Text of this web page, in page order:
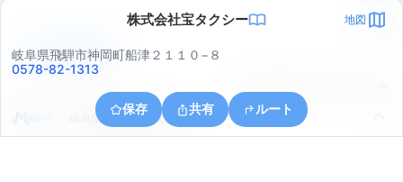
株式会社宝タクシー 地図
岐阜県飛騨市神岡町船津２１１０−８
0578-82-1313
保存 共有 ルート
岐阜県飛騨市神岡町吉田
アプリで見る